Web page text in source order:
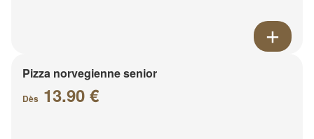
Pizza norvegienne senior
Dès 13.90 €